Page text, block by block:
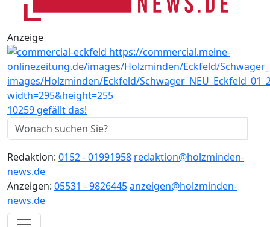
Anzeige
10259 gefällt das!
Redaktion: 0152 - 01991958 redaktion@holzminden-
news.de
Anzeigen: 05531 - 9826445anzeigen@holzminden-
news.de